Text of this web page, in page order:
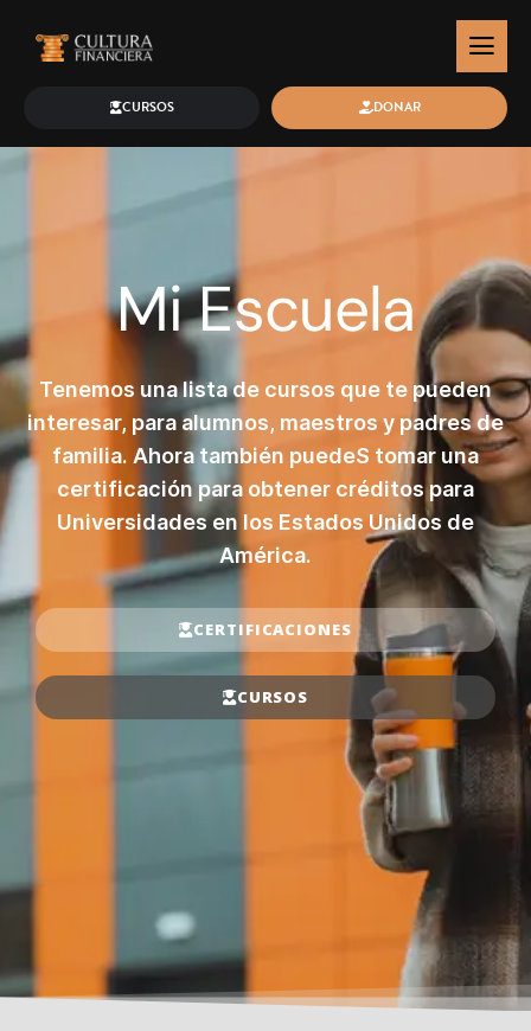
CURSOS DONAR
Mi Escuela
Tenemos una lista de cursos que te pueden
interesar, para alumnos, maestros y padres de
familia. Ahora también puedeS tomar una
certificación para obtener créditos para
Universidades en los Estados Unidos de
América.
CERTIFICACIONES
CURSOS